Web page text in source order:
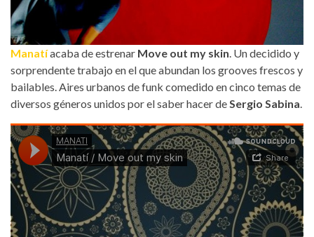
Manatíacaba de estrenar Move out my skin . Un decidido y
sorprendente trabajo en el que abundan los grooves frescos y
bailables. Aires urbanos de funk comedido en cinco temas de
diversos géneros unidos por el saber hacer de Sergio Sabina